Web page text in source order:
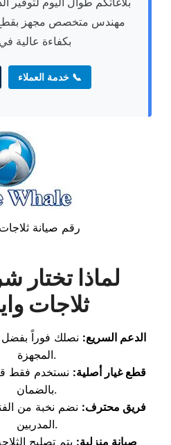
بلاغاتكم طوال اليوم لتوفير
مهندس متخصص مجهز بقطع
بكفاءة عالية
📞 خدمة العملاء
رقم صيانة
لماذا تختار
ثلاجات
الدعم السريع: نصلك فوراً بفضل
المجهزة.
قطع غيار أصلية: نستخدم فقط
بالضمان.
فريق محترف: نضم نخبة من
المدربين.
صيانة منزلية: يتم تصليح